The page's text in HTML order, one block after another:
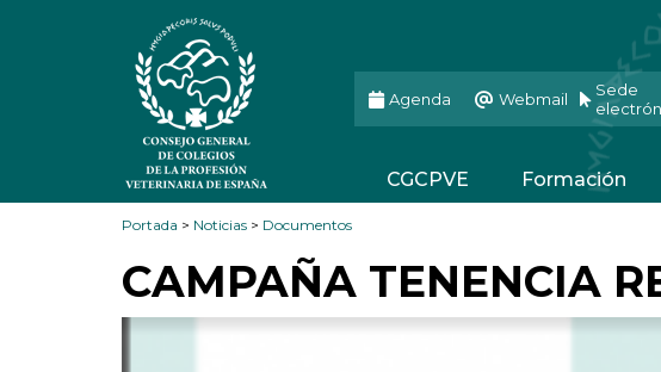
Agenda Webmail
Sede
CGCPVE Formación
Portada > Noticias > Documentos
CAMPAÑA TENENCIA